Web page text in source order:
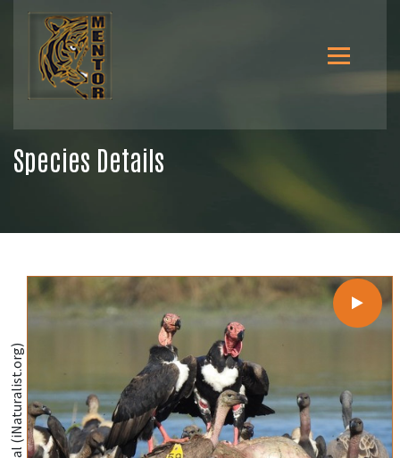
Species Details